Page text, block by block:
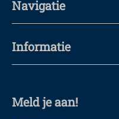
Navigatie
Informatie
Meld je aan!